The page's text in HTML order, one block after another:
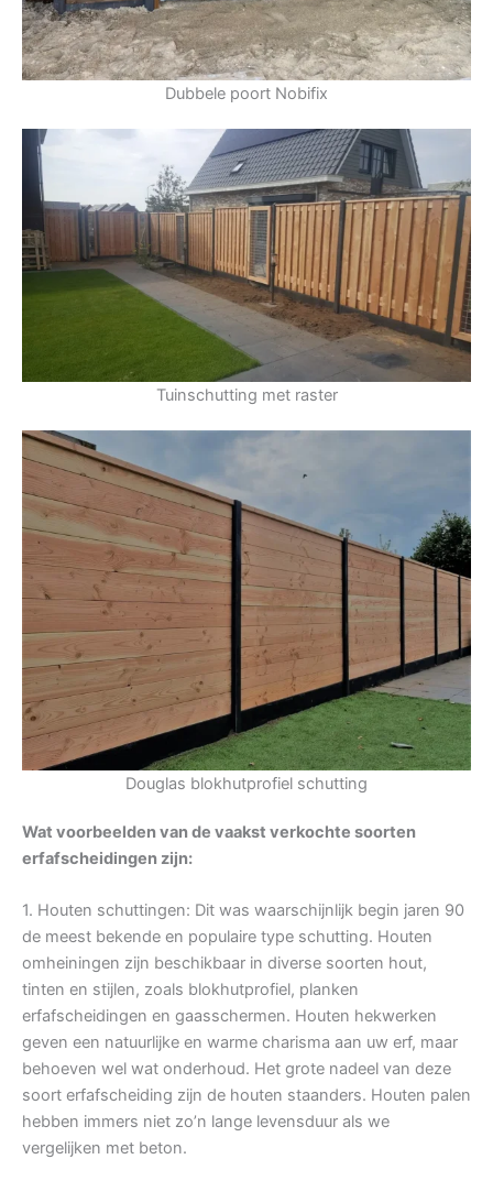
Dubbele poort Nobifix
Tuinschutting met raster
Douglas blokhutprofiel schutting
Wat voorbeelden van de vaakst verkochte soorten
erfafscheidingen zijn:
1. Houten schuttingen: Dit was waarschijnlijk begin jaren 90
de meest bekende en populaire type schutting. Houten
omheiningen zijn beschikbaar in diverse soorten hout,
tinten en stijlen, zoals blokhutprofiel, planken
erfafscheidingen en gaasschermen. Houten hekwerken
geven een natuurlijke en warme charisma aan uw erf, maar
behoeven wel wat onderhoud. Het grote nadeel van deze
soort erfafscheiding zijn de houten staanders. Houten palen
hebben immers niet zo’n lange levensduur als we
vergelijken met beton.